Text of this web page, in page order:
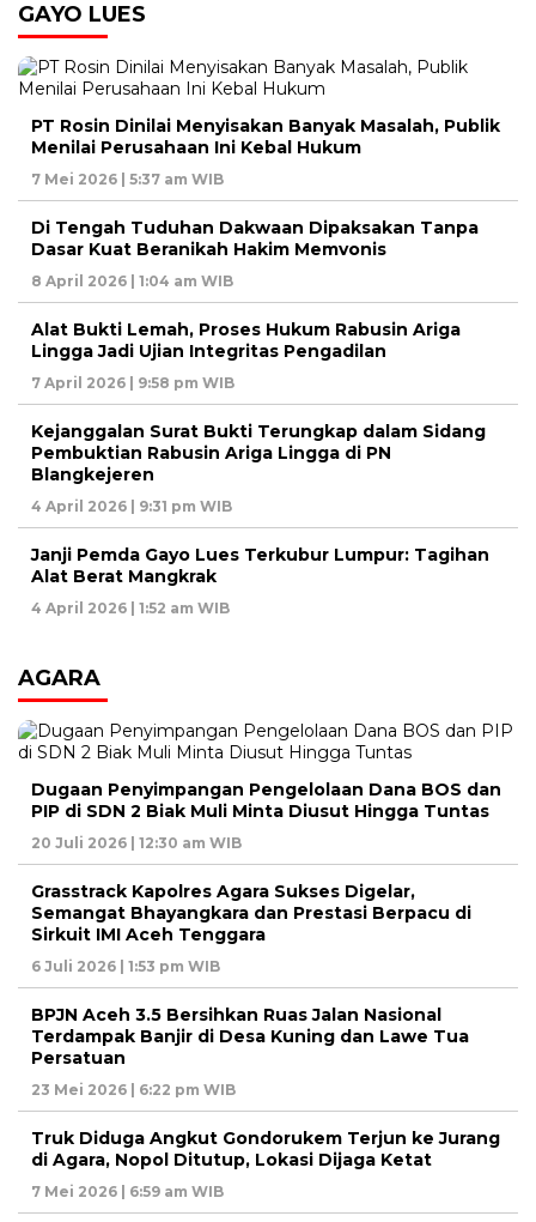
GAYO LUES
PT Rosin Dinilai Menyisakan Banyak Masalah, Publik
Menilai Perusahaan Ini Kebal Hukum
7 Mei 2026 | 5:37 am WIB
Di Tengah Tuduhan Dakwaan Dipaksakan Tanpa
Dasar Kuat Beranikah Hakim Memvonis
8 April 2026 | 1:04 am WIB
Alat Bukti Lemah, Proses Hukum Rabusin Ariga
Lingga Jadi Ujian Integritas Pengadilan
7 April 2026 | 9:58 pm WIB
Kejanggalan Surat Bukti Terungkap dalam Sidang
Pembuktian Rabusin Ariga Lingga di PN
Blangkejeren
4 April 2026 | 9:31 pm WIB
Janji Pemda Gayo Lues Terkubur Lumpur: Tagihan
Alat Berat Mangkrak
4 April 2026 | 1:52 am WIB
AGARA
Dugaan Penyimpangan Pengelolaan Dana BOS dan
PIP di SDN 2 Biak Muli Minta Diusut Hingga Tuntas
20 Juli 2026 | 12:30 am WIB
Grasstrack Kapolres Agara Sukses Digelar,
Semangat Bhayangkara dan Prestasi Berpacu di
Sirkuit IMI Aceh Tenggara
6 Juli 2026 | 1:53 pm WIB
BPJN Aceh 3.5 Bersihkan Ruas Jalan Nasional
Terdampak Banjir di Desa Kuning dan Lawe Tua
Persatuan
23 Mei 2026 | 6:22 pm WIB
Truk Diduga Angkut Gondorukem Terjun ke Jurang
di Agara, Nopol Ditutup, Lokasi Dijaga Ketat
7 Mei 2026 | 6:59 am WIB